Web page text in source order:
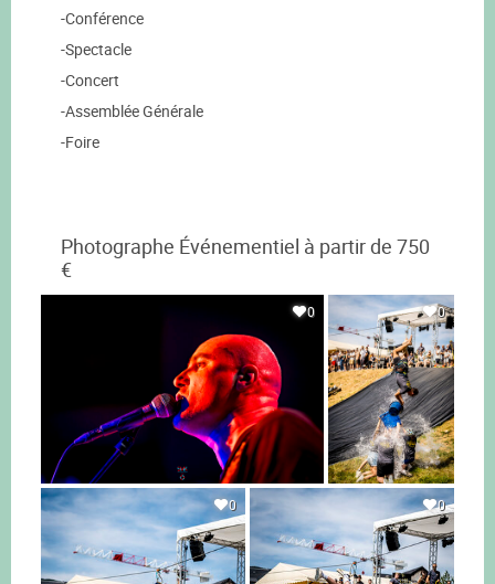
-Conférence
-Spectacle
-Concert
-Assemblée Générale
-Foire
Photographe Événementiel à partir de 750
€
0 0
0 0